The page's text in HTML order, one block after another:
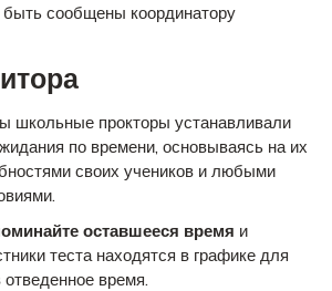
сообщены координатору
школьные прокторы устанавливали
по времени, основываясь на их
своих учеников и любыми
оставшееся время и
теста находятся в графике для
время.